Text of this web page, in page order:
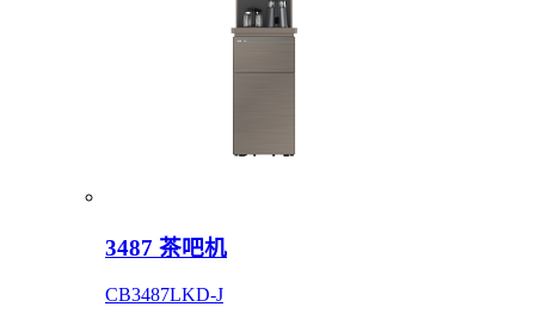
3487 茶吧机
CB3487LKD-J